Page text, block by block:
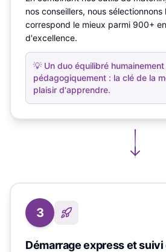
nos conseillers, nous
correspond le mieux parmi 900+
d'excellence.
💡 Un duo équilibré
pédagogiquement : la clé de la
plaisir d'apprendre.
3
Démarrage express et